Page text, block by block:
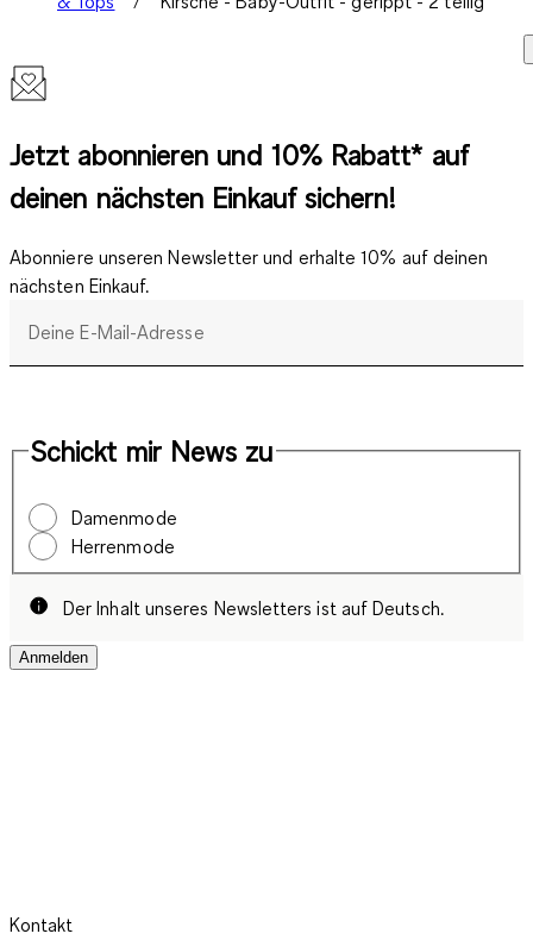
Jetzt abonnieren und 10% Rabatt* auf
deinen nächsten Einkauf sichern!
Abonniere unseren Newsletter und erhalte 10% auf deinen
nächsten Einkauf.
Deine E-Mail-Adresse
Schickt mir News zu
Damenmode
Herrenmode
Der Inhalt unseres Newsletters ist auf Deutsch.
Anmelden
Kontakt